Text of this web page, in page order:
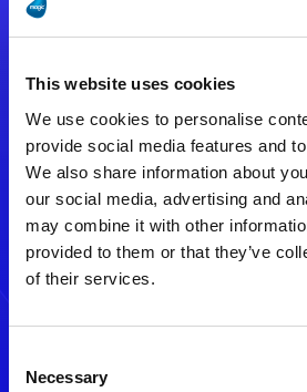
This website uses cookies
We use cookies to personalise
provide social media features and
We also share information about
our social media, advertising and
may combine it with other
provided to them or that they’ve
of their services.
Selection
Necessary
注意事項
ある可能性があります。
メールアドレスをご確認のうえ
再度手続きを行ってください。